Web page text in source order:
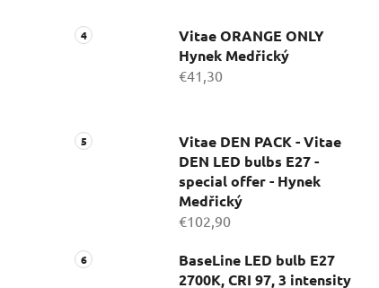
Vitae ORANGE ONLY
Hynek Medřický
€41,30
Vitae DEN PACK - Vitae
DEN LED bulbs E27 -
special offer - Hynek
Medřický
€102,90
BaseLine LED bulb E27
2700K, CRI 97, 3 intensity